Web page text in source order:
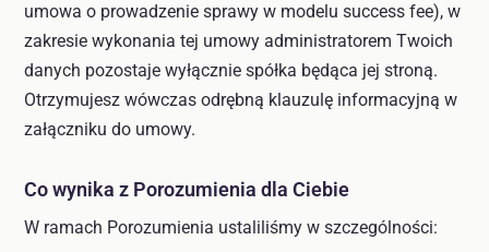
umowa o prowadzenie sprawy w modelu success fee), w
zakresie wykonania tej umowy administratorem Twoich
danych pozostaje wyłącznie spółka będąca jej stroną.
Otrzymujesz wówczas odrębną klauzulę informacyjną w
załączniku do umowy.
Co wynika z Porozumienia dla Ciebie
W ramach Porozumienia ustaliliśmy w szczególności: